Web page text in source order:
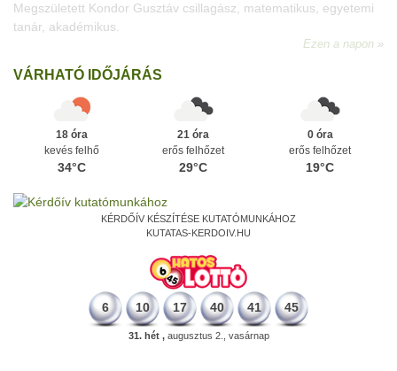
Megszületett Kondor Gusztáv csillagász, matematikus, egyetemi
tanár, akadémikus.
Ezen a napon
VÁRHATÓ IDŐJÁRÁS
18 óra
kevés felhő
34°C
21 óra
erős felhőzet
29°C
0 óra
erős felhőzet
19°C
KÉRDŐÍV KÉSZÍTÉSE KUTATÓMUNKÁHOZ
KUTATAS-KERDOIV.HU
6 10 17 40 41 45
31. hét ,augusztus 2., vasárnap